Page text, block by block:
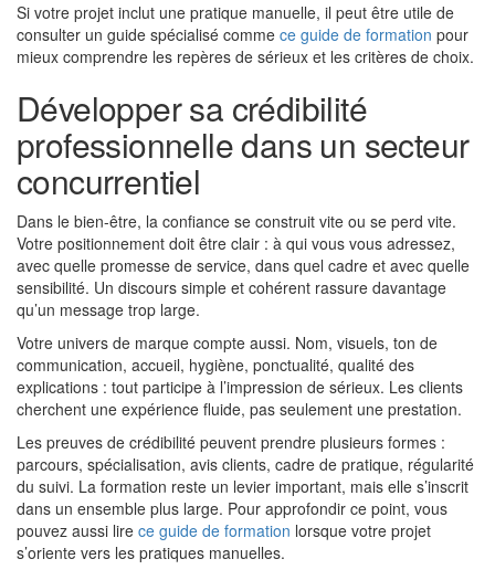
Si votre projet inclut une pratique manuelle, il peut être utile de
consulter un guide spécialisé comme ce guide de formation pour
mieux comprendre les repères de sérieux et les critères de choix.
Développer sa crédibilité
professionnelle dans un secteur
concurrentiel
Dans le bien-être, la confiance se construit vite ou se perd vite.
Votre positionnement doit être clair : à qui vous vous adressez,
avec quelle promesse de service, dans quel cadre et avec quelle
sensibilité. Un discours simple et cohérent rassure davantage
qu’un message trop large.
Votre univers de marque compte aussi. Nom, visuels, ton de
communication, accueil, hygiène, ponctualité, qualité des
explications : tout participe à l’impression de sérieux. Les clients
cherchent une expérience fluide, pas seulement une prestation.
Les preuves de crédibilité peuvent prendre plusieurs formes :
parcours, spécialisation, avis clients, cadre de pratique, régularité
du suivi. La formation reste un levier important, mais elle s’inscrit
dans un ensemble plus large. Pour approfondir ce point, vous
pouvez aussi lire ce guide de formation lorsque votre projet
s’oriente vers les pratiques manuelles.